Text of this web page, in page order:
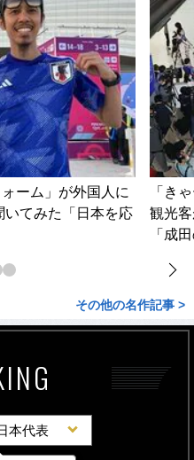
ーム」が外国人に
いてみた「日本を応
「き
観光
「成
その他の名作記事 >
本代表